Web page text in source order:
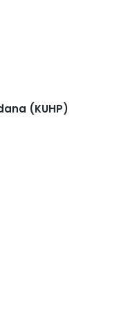
(KUHP)